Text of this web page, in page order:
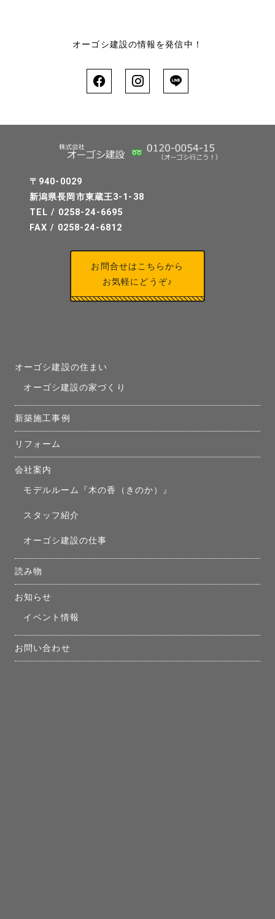
オーゴシ建設の情報を発信中！
〒940-0029
新潟県長岡市東蔵王3-1-38
TEL / 0258-24-6695
FAX / 0258-24-6812
お問合せはこちらから
お気軽にどうぞ♪
オーゴシ建設の住まい
オーゴシ建設の家づくり
新築施工事例
リフォーム
会社案内
モデルルーム『木の香（きのか）』
スタッフ紹介
オーゴシ建設の仕事
読み物
お知らせ
イベント情報
お問い合わせ